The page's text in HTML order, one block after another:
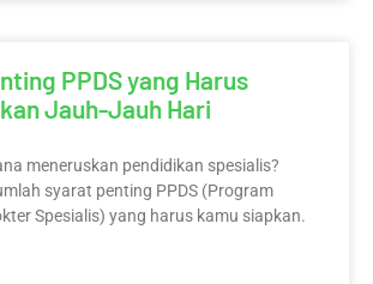
PPDS yang Harus
Jauh-Jauh Hari
meneruskan pendidikan spesialis?
syarat penting PPDS (Program
Spesialis) yang harus kamu siapkan.